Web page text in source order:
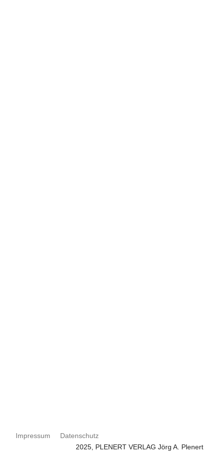
Impressum
Datenschutz
2025, PLENERT VERLAG Jörg A. Plenert